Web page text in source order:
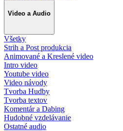
Video a Audio
Všetky
Strih a Post produkcia
Animované a Kreslené video
Intro video
Youtube video
Video návody
Tvorba Hudby
Tvorba textov
Komentár a Dabing
Hudobné vzdelávanie
Ostatné audio